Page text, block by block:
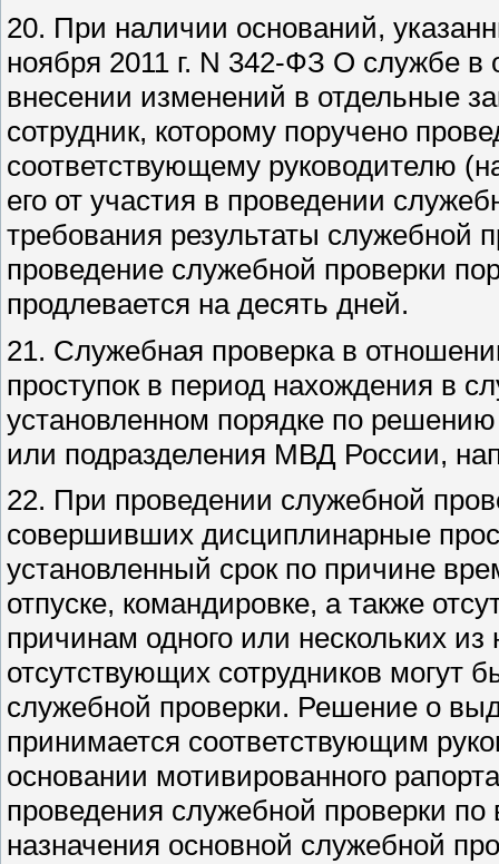
20. При наличии оснований,
ноября 2011 г. N 342-ФЗ О службе в
внесении изменений в отдельные
сотрудник, которому поручено
соответствующему руководителю
его от участия в проведении
требования результаты служебной
проведение служебной проверки
продлевается на десять дней.
21. Служебная проверка в
проступок в период нахождения в
установленном порядке по решению
или подразделения МВД России,
22. При проведении служебной
совершивших дисциплинарные
установленный срок по причине
отпуске, командировке, а также
причинам одного или нескольких
отсутствующих сотрудников могут
служебной проверки. Решение о
принимается соответствующим
основании мотивированного
проведения служебной проверки
назначения основной служебной